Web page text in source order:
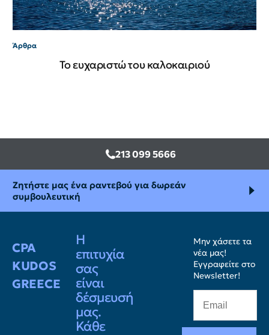
Άρθρα
Το ευχαριστώ του καλοκαιριού
213 099 5666
Ζητήστε μας ένα ραντεβού για δωρεάν
συμβουλευτική
CPA
KUDOS
GREECE
Η
επιτυχία
σας
είναι
δέσμευσή
μας.
Κάθε
Μην χάσετε τα
νέα μας!
Εγγραφείτε στο
Newsletter!